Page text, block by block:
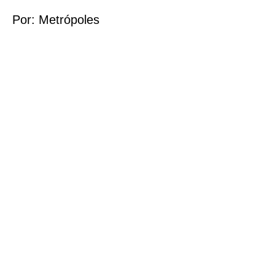
Por: Metrópoles